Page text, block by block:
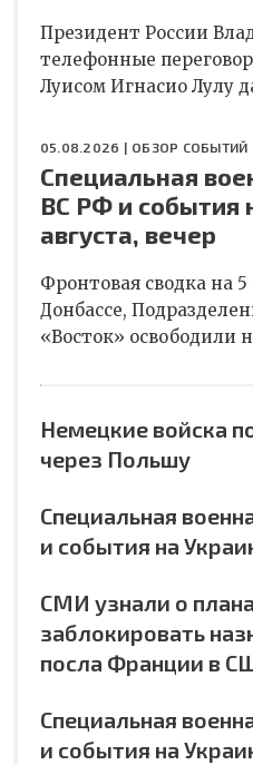
Президент России
телефонные
Луисом Игнасио Лулу
05.08.2026 | ОБЗОР СОБЫТИЙ
Специальная
ВС РФ и события
августа, вечер
Фронтовая сводка на 5
Донбассе,
«Восток» освободили
Немецкие войска
через Польшу
Специальная
и события на
СМИ узнали о
заблокировать
посла Франции в
Специальная
и события на